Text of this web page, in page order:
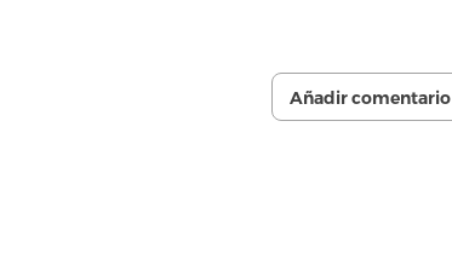
Añadir comentario